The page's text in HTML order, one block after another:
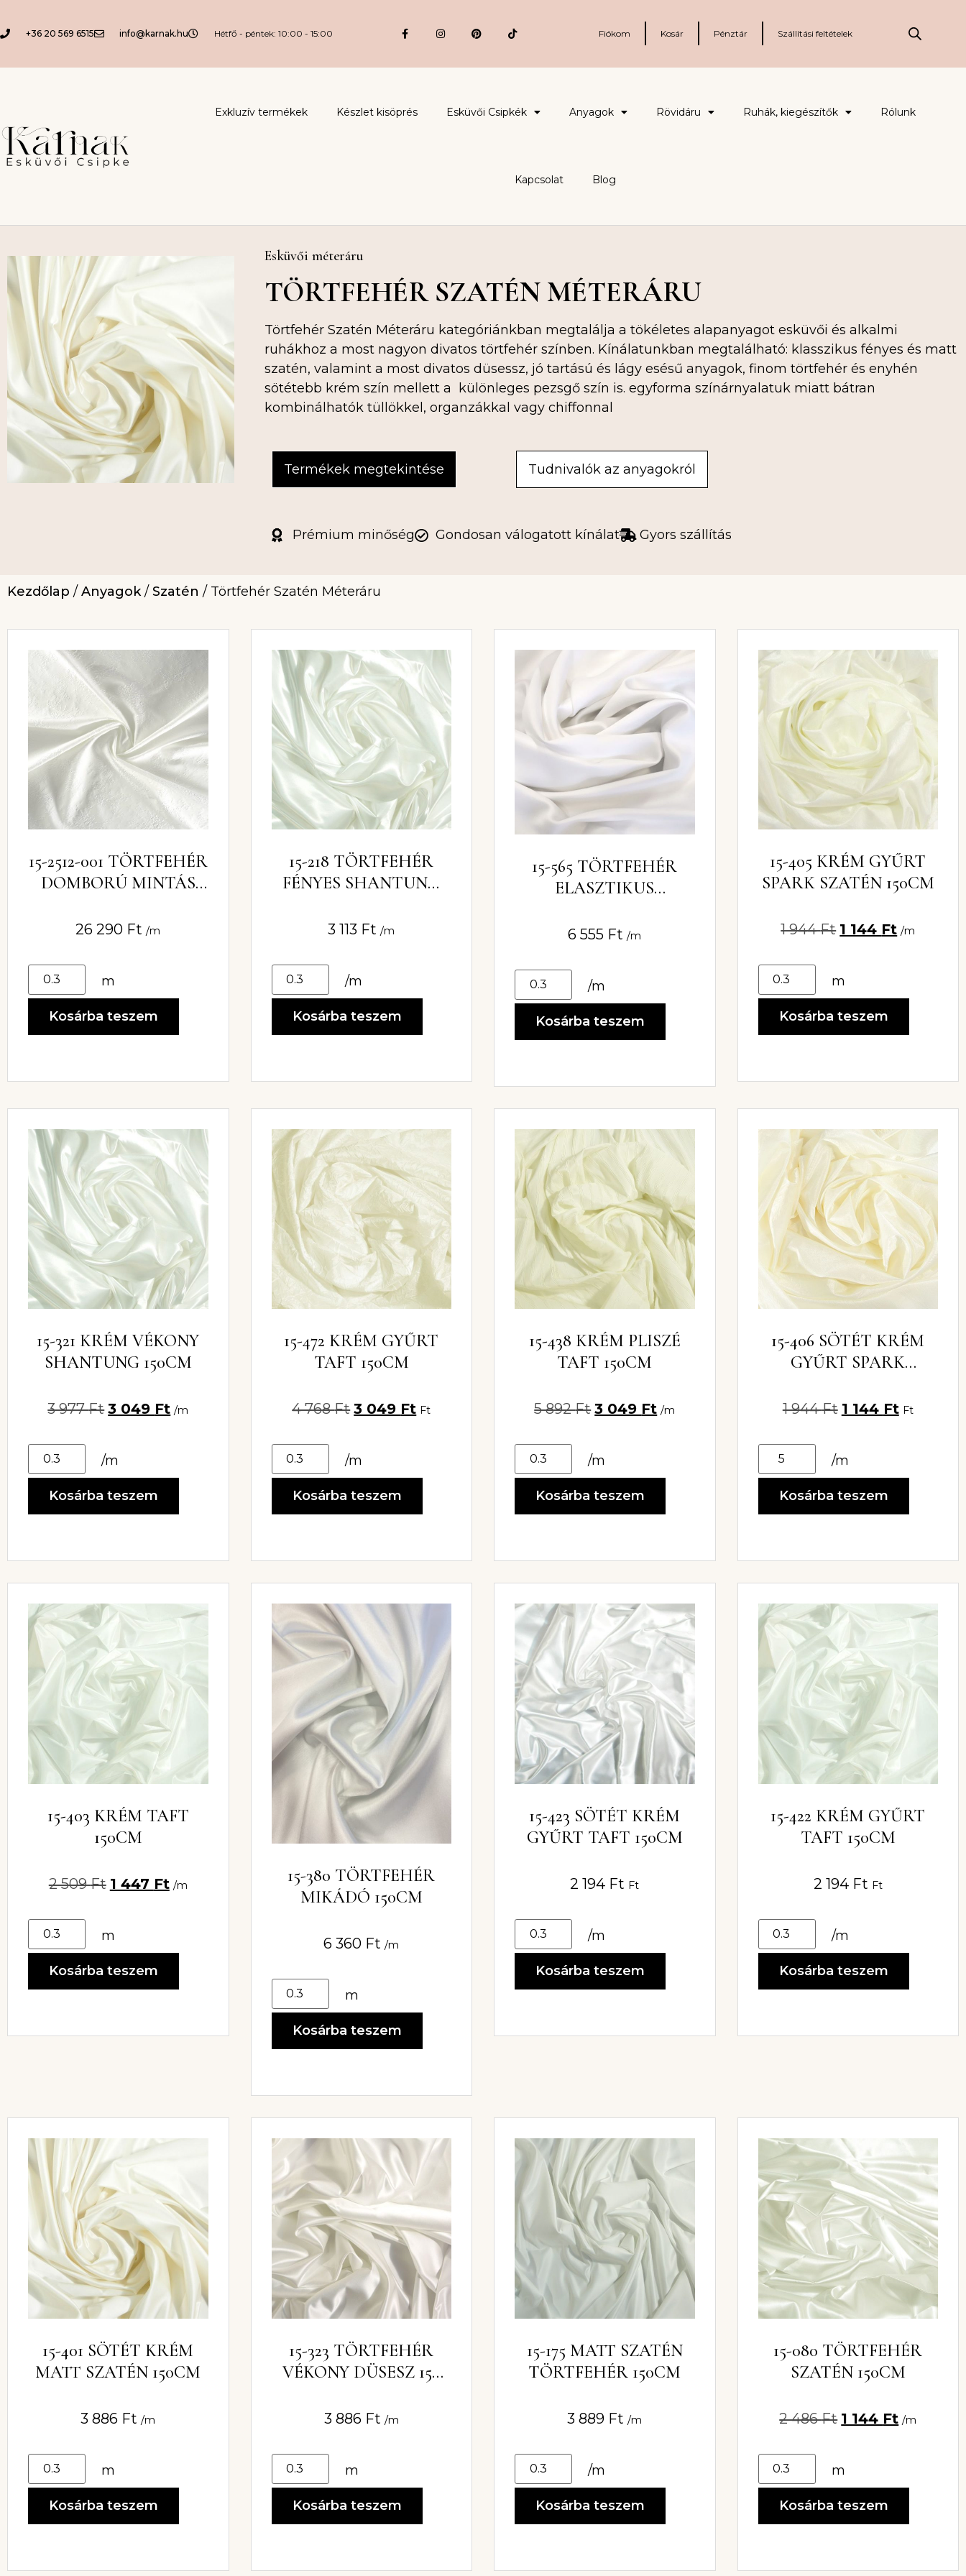
+36 20 569 6515 info@karnak.hu Hétfő - péntek: 10:00 - 15:00 Fiókom Kosár Pénztár Szállítási feltételek
Exkluzív termékek Készlet kisöprés Esküvői Csipkék Anyagok Rövidáru Ruhák, kiegészítők Rólunk
Kapcsolat Blog
Esküvői méteráru
TÖRTFEHÉR SZATÉN MÉTERÁRU
Törtfehér Szatén Méteráru kategóriánkban megtalálja a tökéletes alapanyagot esküvői és alkalmi
ruhákhoz a most nagyon divatos törtfehér színben. Kínálatunkban megtalálható: klasszikus fényes és matt
szatén, valamint a most divatos düsessz, jó tartású és lágy esésű anyagok, finom törtfehér és enyhén
sötétebb krém szín mellett a különleges pezsgő szín is. egyforma színárnyalatuk miatt bátran
kombinálhatók tüllökkel, organzákkal vagy chiffonnal
Termékek megtekintése Tudnivalók az anyagokról
Prémium minőség Gondosan válogatott kínálat Gyors szállítás
Kezdőlap / Anyagok/ Szatén / Törtfehér Szatén Méteráru
15-2512-001 TÖRTFEHÉR
DOMBORÚ MINTÁS
26 290 Ft /m
m
Kosárba teszem
15-218 TÖRTFEHÉR
FÉNYES SHANTUNG
3 113 Ft /m
/m
Kosárba teszem
15-565 TÖRTFEHÉR
ELASZTIKUS
6 555 Ft /m
/m
Kosárba teszem
15-405 KRÉM GYŰRT
SPARK SZATÉN 150CM
1 944Ft 1 144 Ft /m
m
Kosárba teszem
15-321 KRÉM VÉKONY
SHANTUNG 150CM
3 977Ft 3 049 Ft /m
/m
Kosárba teszem
15-472 KRÉM GYŰRT
TAFT 150CM
4 768Ft 3 049 Ft Ft
/m
Kosárba teszem
15-438 KRÉM PLISZÉ
TAFT 150CM
5 892Ft 3 049 Ft /m
/m
Kosárba teszem
15-406 SÖTÉT KRÉM
GYŰRT SPARK
1 944Ft 1 144 Ft Ft
/m
Kosárba teszem
15-403 KRÉM TAFT
150CM
2 509Ft 1 447 Ft /m
m
Kosárba teszem
15-380 TÖRTFEHÉR
MIKÁDÓ 150CM
6 360 Ft /m
m
Kosárba teszem
15-423 SÖTÉT KRÉM
GYŰRT TAFT 150CM
2 194 Ft Ft
/m
Kosárba teszem
15-422 KRÉM GYŰRT
TAFT 150CM
2 194 Ft Ft
/m
Kosárba teszem
15-401 SÖTÉT KRÉM
MATT SZATÉN 150CM
3 886 Ft /m
m
Kosárba teszem
15-323 TÖRTFEHÉR
VÉKONY DÜSESZ 150
3 886 Ft /m
m
Kosárba teszem
15-175 MATT SZATÉN
TÖRTFEHÉR 150CM
3 889 Ft /m
/m
Kosárba teszem
15-080 TÖRTFEHÉR
SZATÉN 150CM
2 486Ft 1 144 Ft /m
m
Kosárba teszem